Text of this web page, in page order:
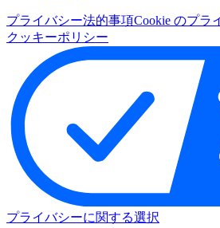
プライバシー法的事項Cookie のプラ
クッキーポリシー
プライバシーに関する選択